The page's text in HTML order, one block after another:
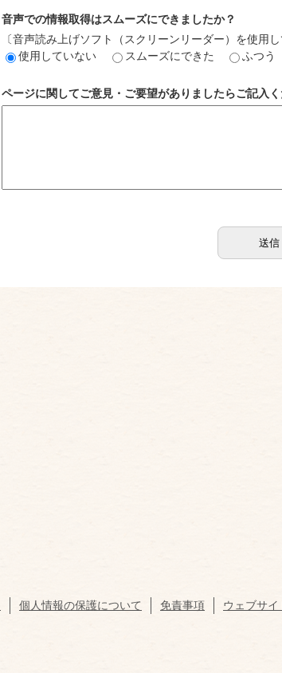
音声での情報取得はスムーズにできましたか？
〔音声読み上げソフト（スクリーンリーダー）を使用
使用していない
スムーズにできた ふつう
ページに関してご意見・ご要望がありましたらご記入
個人情報の保護について 免責事項 ウェブサイ